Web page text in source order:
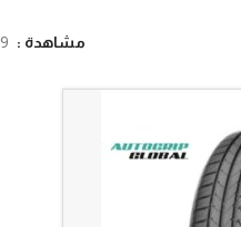
مشاهدة 9